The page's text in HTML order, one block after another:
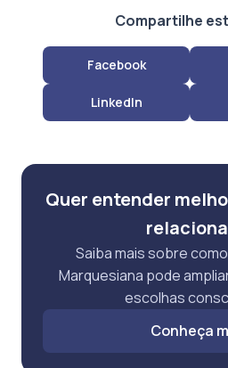
Compartilhe
Facebook
LinkedIn
Quer entender
Saiba mais sobre
Marquesiana pode
escolhas
Conheça